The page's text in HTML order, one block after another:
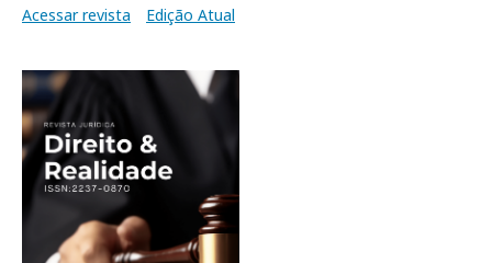
Acessar revista
Edição Atual